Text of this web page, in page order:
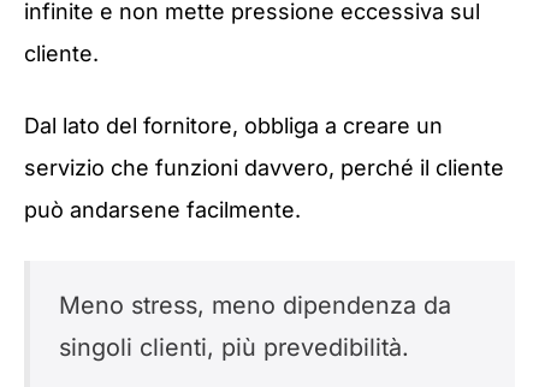
infinite e non mette pressione eccessiva sul
cliente.
Dal lato del fornitore, obbliga a creare un
servizio che funzioni davvero, perché il cliente
può andarsene facilmente.
Meno stress, meno dipendenza da
singoli clienti, più prevedibilità.